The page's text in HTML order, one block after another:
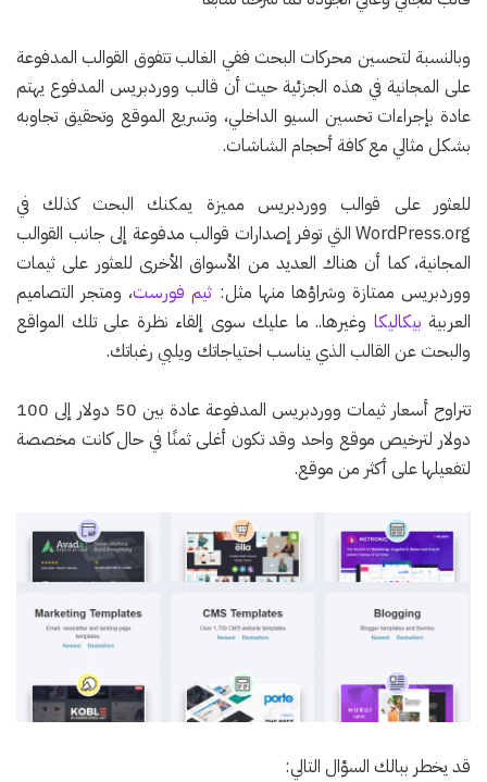
وبالنسبة لتحسين محركات البحث ففي الغالب تتفوق القوالب المدفوعة
على المجانية في هذه الجزئية حيث أن قالب ووردبريس المدفوع يهتم
عادة بإجراءات تحسين السيو الداخلي، وتسريع الموقع وتحقيق تجاوبه
بشكل مثالي مع كافة أحجام الشاشات.
للعثور على قوالب ووردبريس مميزة يمكنك البحث كذلك في
WordPress.org التي توفر إصدارات قوالب مدفوعة إلى جانب القوالب
المجانية، كما أن هناك العديد من الأسواق الأخرى للعثور على ثيمات
ووردبريس ممتازة وشراؤها منها مثل: ثيم فورست، ومتجر التصاميم
العربية بيكاليكا وغيرها.. ما عليك سوى إلقاء نظرة على تلك المواقع
والبحث عن القالب الذي يناسب احتياجاتك ويلبي رغباتك.
تتراوح أسعار ثيمات ووردبريس المدفوعة عادة بين 50 دولار إلى 100
دولار لترخيص موقع واحد وقد تكون أغلى ثمنًا في حال كانت مخصصة
لتفعيلها على أكثر من موقع.
قد يخطر ببالك السؤال التالي: